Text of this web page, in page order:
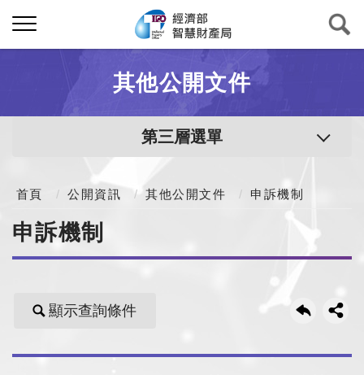
其他公開文件
第三層選單
首頁 公開資訊 其他公開文件 申訴機制
申訴機制
顯示查詢條件